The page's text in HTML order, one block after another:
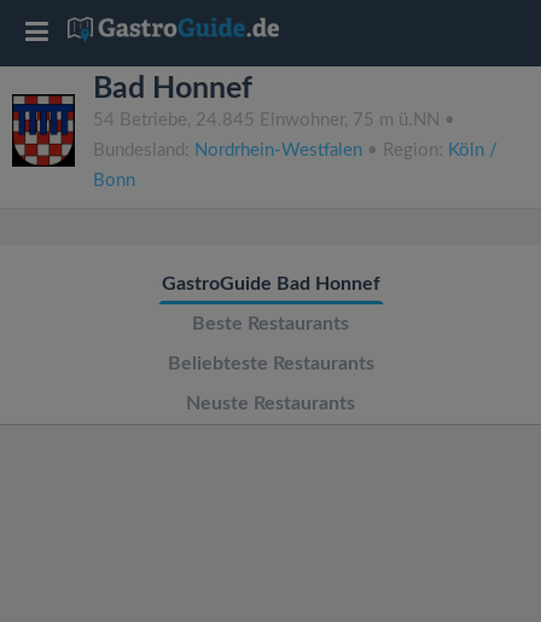
Bad Honnef
54 Betriebe, 24.845 Einwohner, 75 m ü.NN •
Bundesland: Nordrhein-Westfalen • Region: Köln /
Bonn
GastroGuide Bad Honnef
Beste Restaurants
Beliebteste Restaurants
Neuste Restaurants
T
o
g